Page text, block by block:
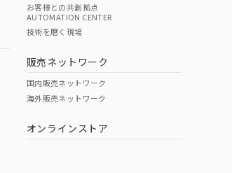
お客様との共創拠点
AUTOMATION CENTER
技術を磨く現場
販売ネットワーク
国内販売ネットワーク
海外販売ネットワーク
オンラインストア